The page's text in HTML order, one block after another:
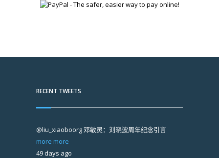
RECENT TWEETS
@liu_xiaoboorg邓敏灵：刘晓波周年纪念引言
more more
49 days ago